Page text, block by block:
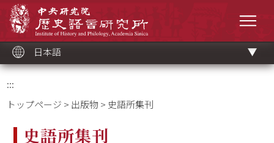
ッ
ク
日本語
:::
トップページ > 出版物 > 史語所集刊
史語所集刊